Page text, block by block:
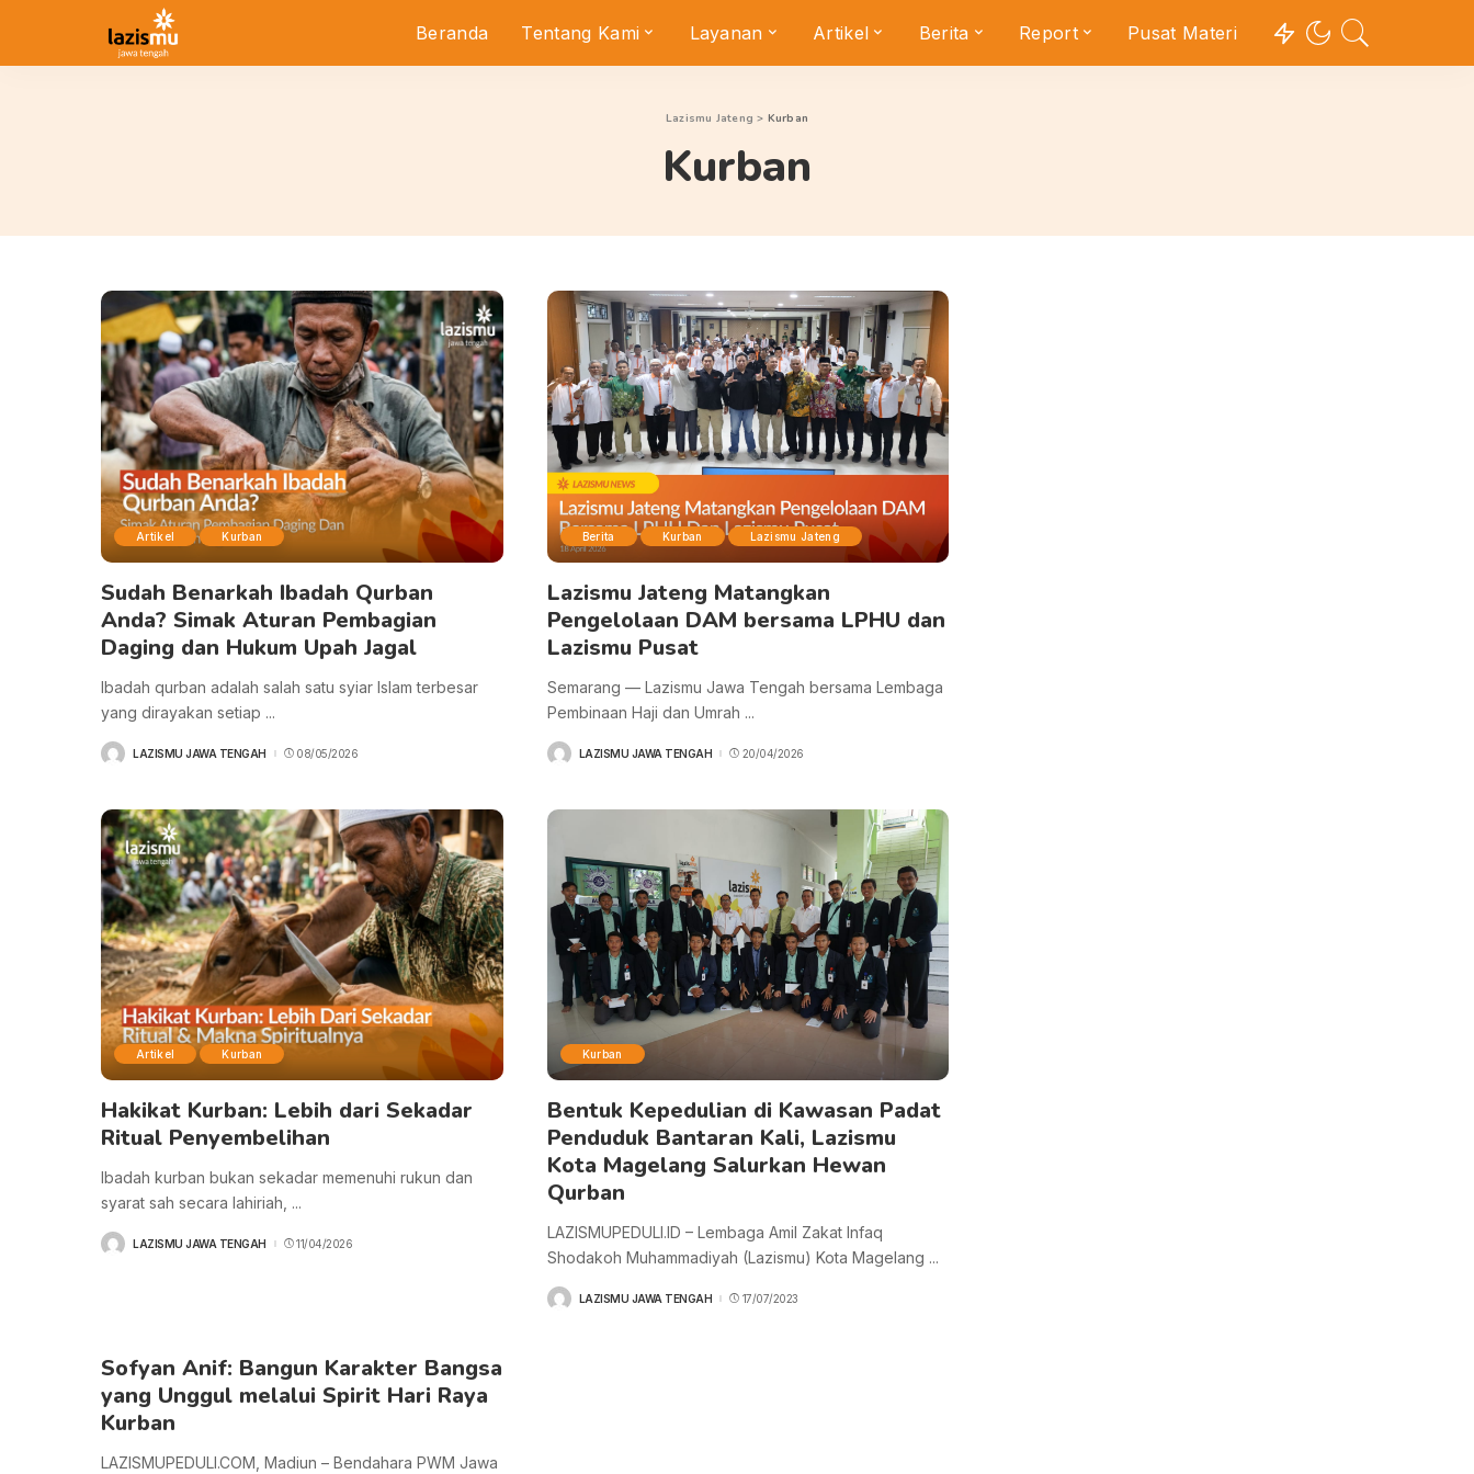
Beranda Tentang Kami Layanan Artikel Berita Report Pusat Materi
Lazismu Jateng > Kurban
Kurban
Artikel Kurban
Sudah Benarkah Ibadah Qurban
Anda? Simak Aturan Pembagian
Daging dan Hukum Upah Jagal
Ibadah qurban adalah salah satu syiar Islam terbesar
yang dirayakan setiap ...
POSTEDLAZISMU JAWA TENGAH 08/05/2026
Berita Kurban Lazismu Jateng
Lazismu Jateng Matangkan
Pengelolaan DAM bersama LPHU dan
Lazismu Pusat
Semarang — Lazismu Jawa Tengah bersama Lembaga
Pembinaan Haji dan Umrah ...
POSTEDLAZISMU JAWA TENGAH 20/04/2026
Artikel Kurban
Hakikat Kurban: Lebih dari Sekadar
Ritual Penyembelihan
Ibadah kurban bukan sekadar memenuhi rukun dan
syarat sah secara lahiriah, ...
POSTEDLAZISMU JAWA TENGAH 11/04/2026
Kurban
Bentuk Kepedulian di Kawasan Padat
Penduduk Bantaran Kali, Lazismu
Kota Magelang Salurkan Hewan
Qurban
LAZISMUPEDULI.ID – Lembaga Amil Zakat Infaq
Shodakoh Muhammadiyah (Lazismu) Kota Magelang ...
POSTEDLAZISMU JAWA TENGAH 17/07/2023
Sofyan Anif: Bangun Karakter Bangsa
yang Unggul melalui Spirit Hari Raya
Kurban
LAZISMUPEDULI.COM, Madiun – Bendahara PWM Jawa